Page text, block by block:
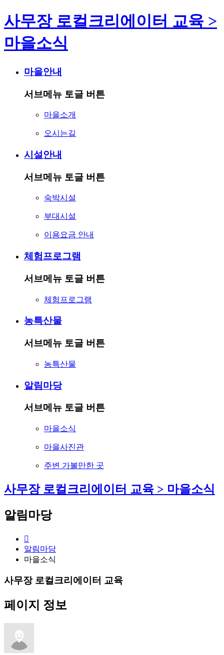
사무장 로컬크리에이터 교육 >
마을소식
마을안내
서브메뉴 토글 버튼
마을소개
오시는길
시설안내
서브메뉴 토글 버튼
숙박시설
부대시설
이용요금 안내
체험프로그램
서브메뉴 토글 버튼
체험프로그램
농특산물
서브메뉴 토글 버튼
농특산물
알림마당
서브메뉴 토글 버튼
마을소식
마을사진관
주변 가볼만한 곳
사무장 로컬크리에이터 교육 > 마을소식
알림마당
알림마당
마을소식
사무장 로컬크리에이터 교육
페이지 정보